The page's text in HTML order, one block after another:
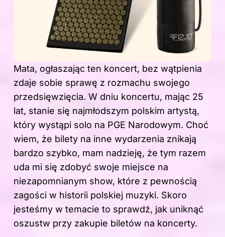
Mata, ogłaszając ten koncert, bez wątpienia
zdaje sobie sprawę z rozmachu swojego
przedsięwzięcia. W dniu koncertu, mając 25
lat, stanie się najmłodszym polskim artystą,
który wystąpi solo na PGE Narodowym. Choć
wiem, że bilety na inne wydarzenia znikają
bardzo szybko, mam nadzieję, że tym razem
uda mi się zdobyć swoje miejsce na
niezapomnianym show, które z pewnością
zagości w historii polskiej muzyki. Skoro
jesteśmy w temacie to sprawdź, jak uniknąć
oszustw przy zakupie biletów na koncerty.